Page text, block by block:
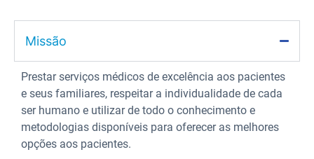
Missão
Prestar serviços médicos de excelência aos pacientes
e seus familiares, respeitar a individualidade de cada
ser humano e utilizar de todo o conhecimento e
metodologias disponíveis para oferecer as melhores
opções aos pacientes.